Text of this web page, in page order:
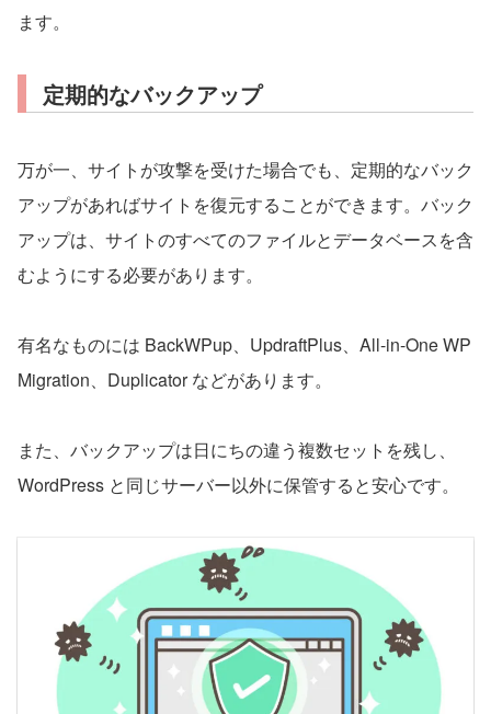
ます。
定期的なバックアップ
万が一、サイトが攻撃を受けた場合でも、定期的なバック
アップがあればサイトを復元することができます。バック
アップは、サイトのすべてのファイルとデータベースを含
むようにする必要があります。
有名なものには BackWPup、UpdraftPlus、All-in-One WP
Migration、Duplicator などがあります。
また、バックアップは日にちの違う複数セットを残し、
WordPress と同じサーバー以外に保管すると安心です。